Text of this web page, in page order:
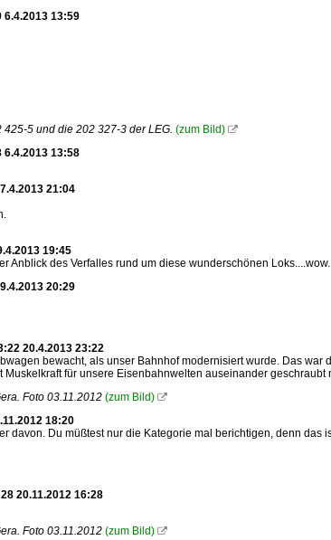
6.4.2013 13:59
5 und die 202 327-3 der LEG. (zum Bild) 
6.4.2013 13:58
21:04
19:45
Anblick des Verfalles rund um diese wunderschönen
20:29
20.4.2013 23:22
bewacht, als unser Bahnhof modernisiert wurde. Das
für unsere Eisenbahnwelten auseinander
Foto 03.11.2012 (zum Bild) 
18:20
davon. Du müßtest nur die Kategorie mal berichtigen, denn
20.11.2012 16:28
Foto 03.11.2012 (zum Bild) 